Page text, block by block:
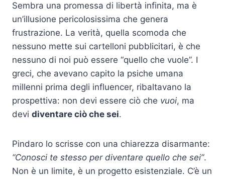
Sembra una promessa di libertà infinita, ma è
un’illusione pericolosissima che genera
frustrazione. La verità, quella scomoda che
nessuno mette sui cartelloni pubblicitari, è che
nessuno di noi può essere “quello che vuole”. I
greci, che avevano capito la psiche umana
millenni prima degli influencer, ribaltavano la
prospettiva: non devi essere ciò che vuoi, ma
devi diventare ciò che sei.
Pindaro lo scrisse con una chiarezza disarmante:
“Conosci te stesso per diventare quello che sei”.
Non è un limite, è un progetto esistenziale. C’è un